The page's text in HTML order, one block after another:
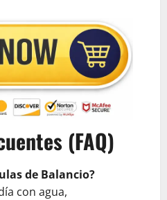
(FAQ)
de Balancio?
con agua,